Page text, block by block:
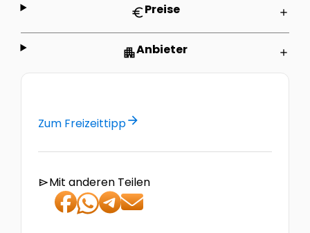
euroPreise add
apartmentAnbieter add
Zum Freizeittipparrow_forward
sendMit anderen Teilen